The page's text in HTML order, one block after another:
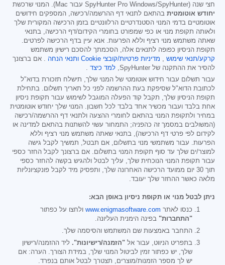
חצי שנה (SpyHunter Pro Windows/SpyHunter עבור Mac). המנוי שרכשת
יחודש אוטומטית בהתאם לתנאי דף ההרשמה/רכישה, המספקים חידושים
אוטומטיים בדמי המנוי הסטנדרטיים הרלוונטיים בזמן הרכישה המקורית שלך
ולאותה תקופת מנוי או כפי שמפורט בחומרי הקידום/דף הרכישה, בתנאי
שאתה משתמש מנוי רציף וללא הפרעות. אנא עיין בדף הרכישה לפרטים.
תקופת הניסיון כפופה לתנאים אלה, הסכמתך להסכם רישיון משתמש
קרקע/תנאי שימוש , מדיניות פרטיות/קובצי Cookie ותנאי הנחה . אם ברצונך
להסיר את ההתקנה של SpyHunter,
למד כיצד .
עבור תשלום עבור חידוש אוטומטי של המנוי שלך, תישלח תזכורת בדוא"ל
לכתובת הדוא"ל שסיפקת בעת ההרשמה לפני כל תאריך תשלום. בתחילת
תקופת הניסיון שלך, תקבל קוד הפעלה המוגבל לשימוש עבור תקופת ניסיון
אחת בלבד ועבור מכשיר אחד בלבד לכל חשבון. המנוי שלך יחודש אוטומטית
במחיר ולתקופת המנוי בהתאם לחומרי ההצעה ולתנאי דף ההרשמה/רכישה
(המשולבים במסמך זה כהפניה; התמחור עשוי להשתנות בהתאם למדינה או
לקידום לפי פרטי דף הרכישה), בתנאי שאתה משתמש מנוי רציף וללא
הפרעות. עבור משתמשי מנוי בתשלום, אם תבטל, תמשיך לקבל גישה
למוצר/ים שלך עד סוף תקופת המנוי בתשלום. אם ברצונך לקבל החזר כספי
עבור תקופת המנוי הנוכחית שלך, עליך לבטל ולהגיש בקשה להחזר כספי
תוך 30 יום ממועד הרכישה האחרונה שלך, ותפסיק מיד לקבל פונקציונליות
מלאה כאשר ההחזר שלך יעובד.
ניתן לבטל מנוי או תקופת ניסיון באופן הבא:
כנסו לאתר www.enigmasoftware.com ולחצו על כפתור
"התחברות" בפינה הימנית העליונה.
התחבר באמצעות שם המשתמש והסיסמה שלך.
בתפריט הניווט, עבור אל "הזמנה/רישיונות". ליד ההזמנה/רישיון
שלך, יש כפתור זמין לביטול המנוי שלך, במידת הצורך. הערה: אם
יש לך מספר הזמנות/מוצרים, תצטרך לבטל אותם בנפרד.